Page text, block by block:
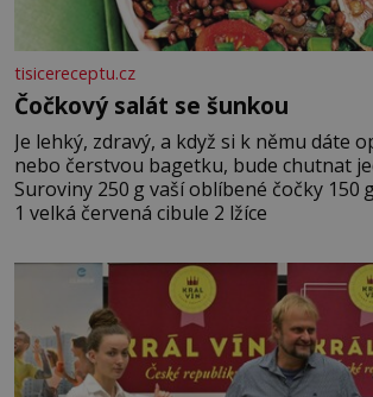
tisicereceptu.cz
Čočkový salát se šunkou
Je lehký, zdravý, a když si k němu dáte
nebo čerstvou bagetku, bude chutnat
Suroviny 250 g vaší oblíbené čočky 150 g cherry rajčátek
1 velká červená cibule 2 lžíce